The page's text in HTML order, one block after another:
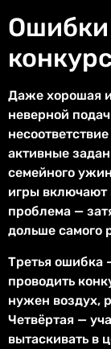
Даже хорошая
неверной
активные
семейного
игры включают
проблема —
дольше самого
Третья ошибка
проводить
нужен воздух,
Четвёртая —
вытаскивать в